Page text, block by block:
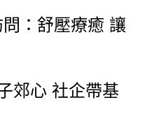
：舒壓療癒 讓
郊心 社企帶基